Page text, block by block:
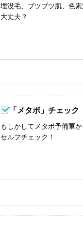
埋没毛、ブツブツ肌、色
大丈夫？
「メタボ」チェック
もしかしてメタボ予備軍
セルフチェック！